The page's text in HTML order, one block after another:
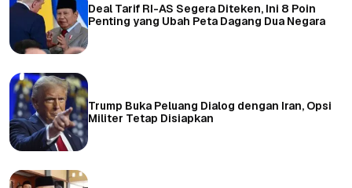
Deal Tarif RI-AS Segera Diteken, Ini 8 Poin
Penting yang Ubah Peta Dagang Dua Negara
Trump Buka Peluang Dialog dengan Iran, Opsi
Militer Tetap Disiapkan